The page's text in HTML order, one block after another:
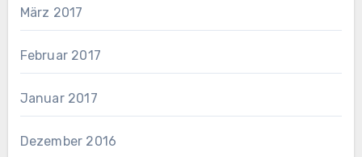
März 2017
Februar 2017
Januar 2017
Dezember 2016